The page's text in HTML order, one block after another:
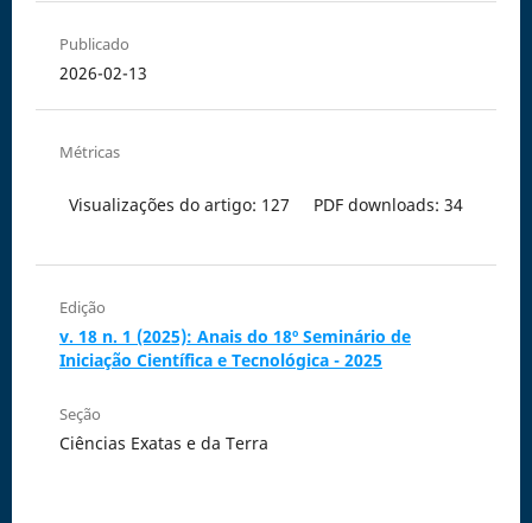
Publicado
2026-02-13
Métricas
Visualizações do artigo: 127 PDF downloads: 34
Edição
v. 18 n. 1 (2025): Anais do 18º Seminário de
Iniciação Científica e Tecnológica - 2025
Seção
Ciências Exatas e da Terra